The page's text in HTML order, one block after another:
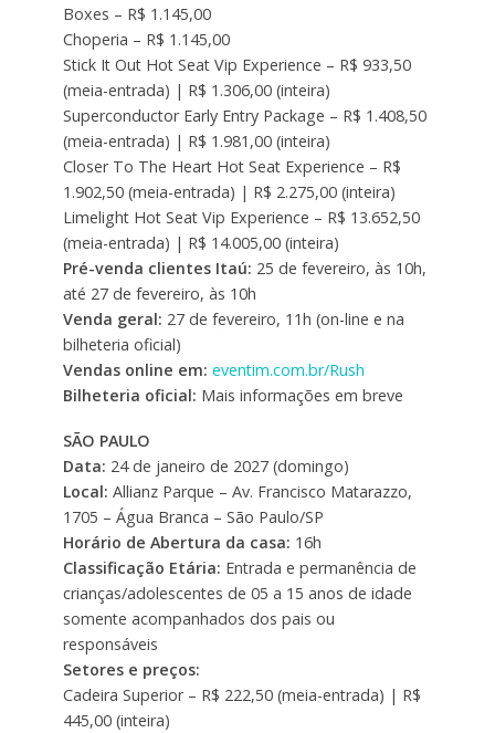
Boxes – R$ 1.145,00
Choperia – R$ 1.145,00
Stick It Out Hot Seat Vip Experience – R$ 933,50
(meia-entrada) | R$ 1.306,00 (inteira)
Superconductor Early Entry Package – R$ 1.408,50
(meia-entrada) | R$ 1.981,00 (inteira)
Closer To The Heart Hot Seat Experience – R$
1.902,50 (meia-entrada) | R$ 2.275,00 (inteira)
Limelight Hot Seat Vip Experience – R$ 13.652,50
(meia-entrada) | R$ 14.005,00 (inteira)
Pré-venda clientes Itaú: 25 de fevereiro, às 10h,
até 27 de fevereiro, às 10h
Venda geral: 27 de fevereiro, 11h (on-line e na
bilheteria oficial)
Vendas online em: eventim.com.br/Rush
Bilheteria oficial: Mais informações em breve
SÃO PAULO
Data: 24 de janeiro de 2027 (domingo)
Local: Allianz Parque – Av. Francisco Matarazzo,
1705 – Água Branca – São Paulo/SP
Horário de Abertura da casa: 16h
Classificação Etária: Entrada e permanência de
crianças/adolescentes de 05 a 15 anos de idade
somente acompanhados dos pais ou
responsáveis
Setores e preços:
Cadeira Superior – R$ 222,50 (meia-entrada) | R$
445,00 (inteira)